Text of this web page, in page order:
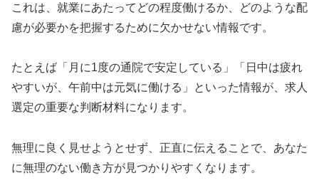
これは、就業にあたってどの程度働けるか、どのような配
慮が必要かを把握するために欠かせない情報です。
たとえば「月に1度の通院で安定している」「日中は疲れ
やすいが、午前中は元気に働ける」といった情報が、求人
選定の重要な判断材料になります。
無理に良く見せようとせず、正直に伝えることで、あなた
に無理のない働き方が見つかりやすくなります。